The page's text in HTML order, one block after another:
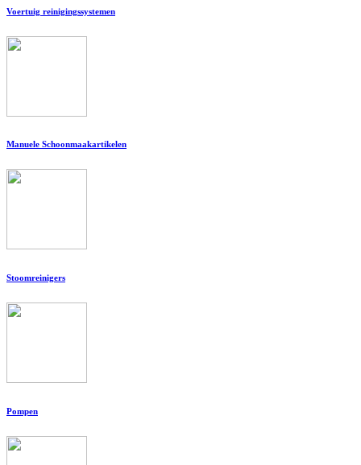
Voertuig reinigingssystemen
Manuele Schoonmaakartikelen
Stoomreinigers
Pompen